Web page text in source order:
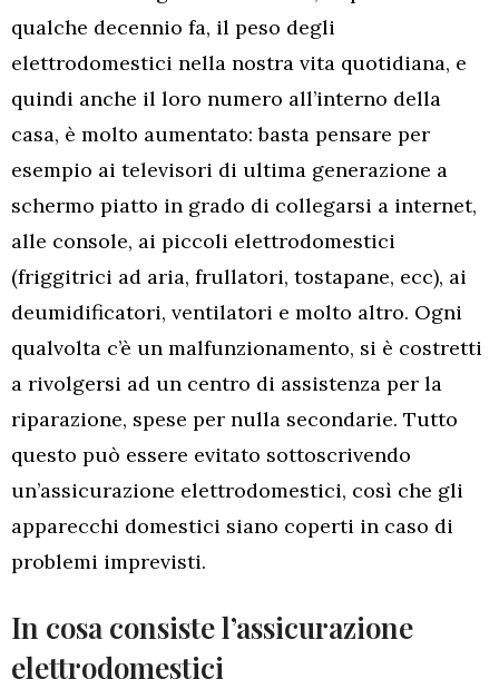
qualche decennio fa, il peso degli
elettrodomestici nella nostra vita quotidiana, e
quindi anche il loro numero all’interno della
casa, è molto aumentato: basta pensare per
esempio ai televisori di ultima generazione a
schermo piatto in grado di collegarsi a internet,
alle console, ai piccoli elettrodomestici
(friggitrici ad aria, frullatori, tostapane, ecc), ai
deumidificatori, ventilatori e molto altro. Ogni
qualvolta c’è un malfunzionamento, si è costretti
a rivolgersi ad un centro di assistenza per la
riparazione, spese per nulla secondarie. Tutto
questo può essere evitato sottoscrivendo
un’assicurazione elettrodomestici, così che gli
apparecchi domestici siano coperti in caso di
problemi imprevisti.
In cosa consiste l’assicurazione
elettrodomestici